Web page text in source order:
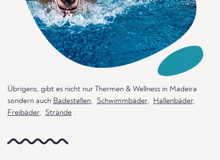
Übrigens, gibt es nicht nur Thermen & Wellness in Madeira
sondern auch Badestellen, Schwimmbäder, Hallenbäder,
Freibäder, Strände .